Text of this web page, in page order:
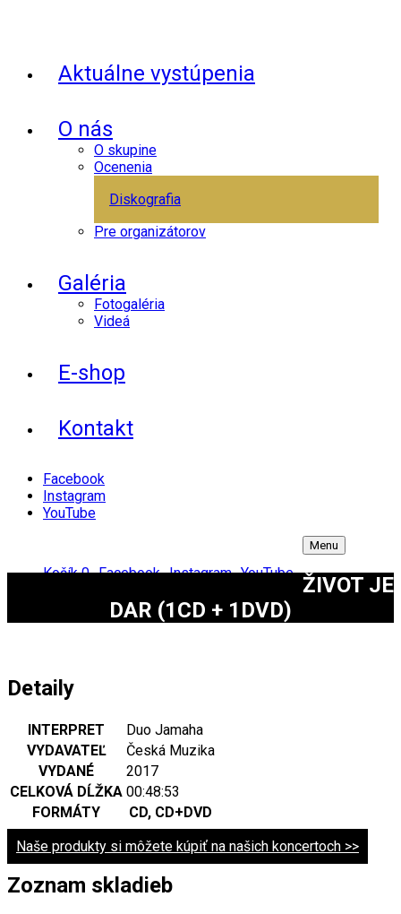
Aktuálne vystúpenia
O nás
O skupine
Ocenenia
Diskografia
Pre organizátorov
Galéria
Fotogaléria
Videá
E-shop
Kontakt
Facebook
Instagram
YouTube
Košík 0 Facebook Instagram YouTube
Menu
ŽIVOT JE
DAR (1CD + 1DVD)
Detaily
INTERPRET
Duo Jamaha
VYDAVATEĽ
Česká Muzika
VYDANÉ
2017
CELKOVÁ DĹŽKA 00:48:53
FORMÁTY
CD, CD+DVD
Naše produkty si môžete kúpiť na našich koncertoch >>
Zoznam skladieb